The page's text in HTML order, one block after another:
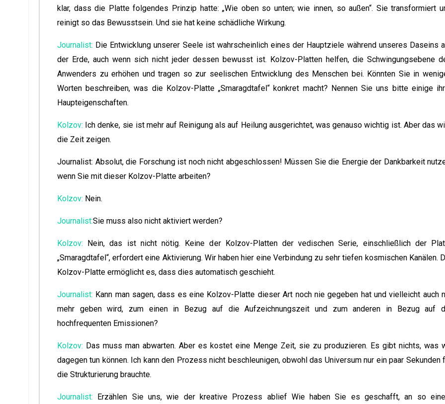
klar, dass die Platte folgendes Prinzip hatte: „Wie oben so unten; wie innen, so außen“. Sie transformiert
reinigt so das Bewusstsein. Und sie hat keine schädliche Wirkung.
Journalist: Die Entwicklung unserer Seele ist wahrscheinlich eines der Hauptziele während unseres Daseins
der Erde, auch wenn sich nicht jeder dessen bewusst ist. Kolzov-Platten helfen, die Schwingungsebene
Anwenders zu erhöhen und tragen so zur seelischen Entwicklung des Menschen bei. Könnten Sie in
Worten beschreiben, was die Kolzov-Platte „Smaragdtafel“ konkret macht? Nennen Sie uns bitte einige
Haupteigenschaften.
Kolzov: Ich denke, sie ist mehr auf Reinigung als auf Heilung ausgerichtet, was genauso wichtig ist. Aber das
die Zeit zeigen.
Journalist: Absolut, die Forschung ist noch nicht abgeschlossen! Müssen Sie die Energie der Dankbarkeit
wenn Sie mit dieser Kolzov-Platte arbeiten?
Kolzov: Nein.
Journalist:Sie muss also nicht aktiviert werden?
Kolzov: Nein, das ist nicht nötig. Keine der Kolzov-Platten der vedischen Serie, einschließlich der
„Smaragdtafel“, erfordert eine Aktivierung. Wir haben hier eine Verbindung zu sehr tiefen kosmischen Kanälen.
Kolzov-Platte ermöglicht es, dass dies automatisch geschieht.
Journalist: Kann man sagen, dass es eine Kolzov-Platte dieser Art noch nie gegeben hat und vielleicht auch
mehr geben wird, zum einen in Bezug auf die Aufzeichnungszeit und zum anderen in Bezug auf
hochfrequenten Emissionen?
Kolzov: Das muss man abwarten. Aber es kostet eine Menge Zeit, sie zu produzieren. Es gibt nichts, was
dagegen tun können. Ich kann den Prozess nicht beschleunigen, obwohl das Universum nur ein paar Sekunden
die Strukturierung brauchte.
Journalist: Erzählen Sie uns, wie der kreative Prozess ablief Wie haben Sie es geschafft, an so